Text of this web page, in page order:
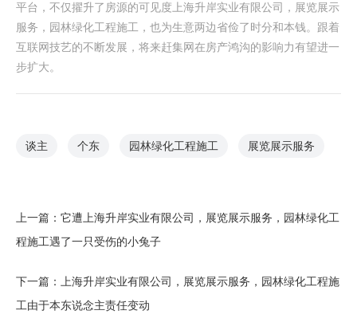
平台，不仅擢升了房源的可见度上海升岸实业有限公司，展览展示
服务，园林绿化工程施工，也为生意两边省俭了时分和本钱。跟着
互联网技艺的不断发展，将来赶集网在房产鸿沟的影响力有望进一
步扩大。
谈主 个东 园林绿化工程施工 展览展示服务
上一篇： 它遭上海升岸实业有限公司，展览展示服务，园林绿化工
程施工遇了一只受伤的小兔子
下一篇：
上海升岸实业有限公司，展览展示服务，园林绿化工程施
工由于本东说念主责任变动